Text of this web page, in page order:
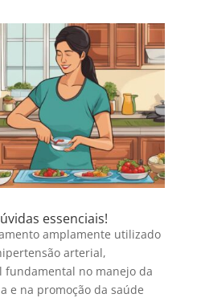
essenciais!
amplamente utilizado
arterial,
fundamental no manejo da
e na promoção da saúde